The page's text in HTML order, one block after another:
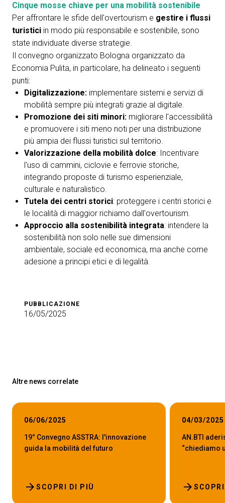
Cinque mosse chiave per una mobilità sostenibile
Per affrontare le sfide dell'overtourism e gestire i flussi
turistici in modo più responsabile e sostenibile, sono
state individuate diverse strategie.
Il convegno organizzato Bologna organizzato da
Economia Pulita, in particolare, ha delineato i seguenti
punti:
Digitalizzazione: implementare sistemi e servizi di
mobilità sempre più integrati grazie al digitale.
Promozione dei siti minori: migliorare l'accessibilità
e promuovere i siti meno noti per una distribuzione
più ampia dei flussi turistici sul territorio.
Valorizzazione della mobilità dolce: Incentivare
l'uso di cammini, ciclovie e ferrovie storiche,
integrando proposte di turismo esperienziale,
culturale e naturalistico.
Tutela dei centri storici: proteggere i centri storici e
le località di maggior richiamo dall'overtourism.
Approccio alla sostenibilità integrata: intendere la
sostenibilità non solo nelle sue dimensioni
ambientale, sociale ed economica, ma anche come
adesione a principi etici e di legalità.
PUBBLICAZIONE
16/05/2025
Altre news correlate
06/06/2025
19° Convegno ASSTRA: l'innovazione
guida la mobilità del futuro
SCOPRI DI PIÙ
arrow_forward
04/03/2025
AN.BTI
“chiediamo
arrow_forward